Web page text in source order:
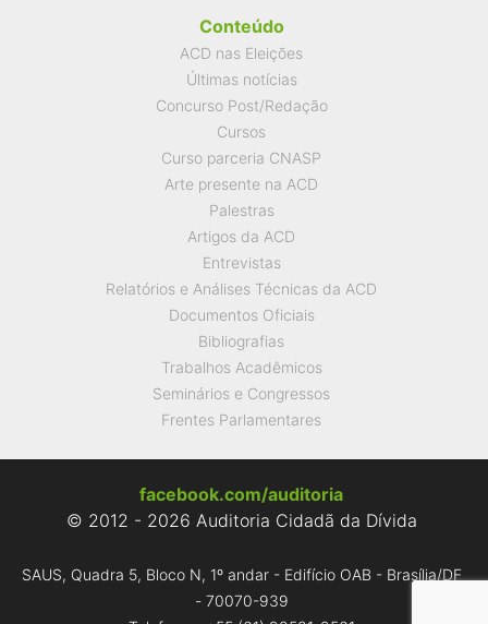
Conteúdo
ACD nas Eleições
Últimas notícias
Concurso Post/Redação
Cursos
Curso parceria CNASP
Arte presente na ACD
Palestras
Artigos da ACD
Entrevistas
Relatórios e Análises Técnicas da ACD
Documentos Oficiais
Bibliografias
Trabalhos Acadêmicos
Seminários e Congressos
Frentes Parlamentares
facebook.com/auditoria
© 2012 - 2026 Auditoria Cidadã da Dívida
SAUS, Quadra 5, Bloco N, 1º andar - Edifício OAB - Brasília/DF
- 70070-939